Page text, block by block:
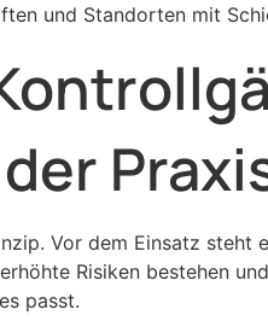
und Standorten mit
Vor dem Einsatz
Risiken bestehen
passt.